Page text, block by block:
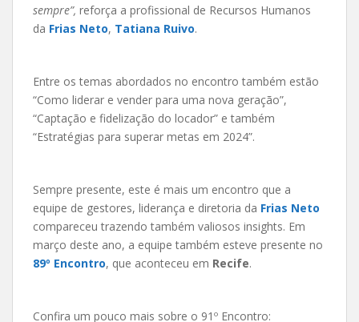
sempre”, reforça a profissional de Recursos Humanos
da Frias Neto, Tatiana Ruivo.
Entre os temas abordados no encontro também estão
“Como liderar e vender para uma nova geração”,
“Captação e fidelização do locador” e também
“Estratégias para superar metas em 2024”.
Sempre presente, este é mais um encontro que a
equipe de gestores, liderança e diretoria da Frias Neto
compareceu trazendo também valiosos insights. Em
março deste ano, a equipe também esteve presente no
89º Encontro, que aconteceu em Recife.
Confira um pouco mais sobre o 91º Encontro: